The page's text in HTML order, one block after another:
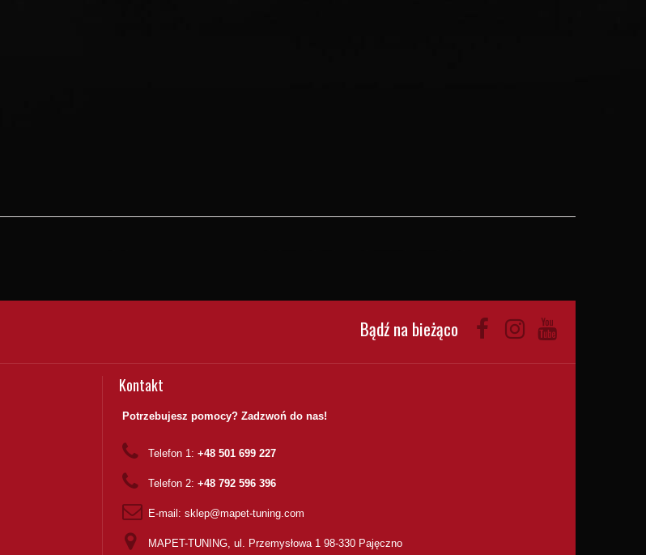
Bądź na bieżąco
Kontakt
Potrzebujesz pomocy? Zadzwoń do nas!
Telefon 1: +48 501 699 227
Telefon 2: +48 792 596 396
E-mail: sklep@mapet-tuning.com
MAPET-TUNING, ul. Przemysłowa 1 98-330 Pajęczno